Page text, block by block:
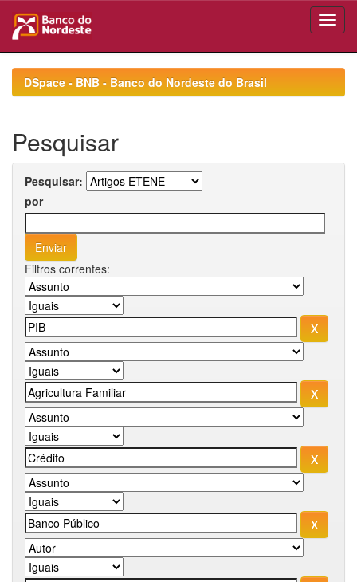
navigationDSpace - BNB - Banco do Nordeste do Brasil
Pesquisar
Pesquisar:
por
Filtros correntes: